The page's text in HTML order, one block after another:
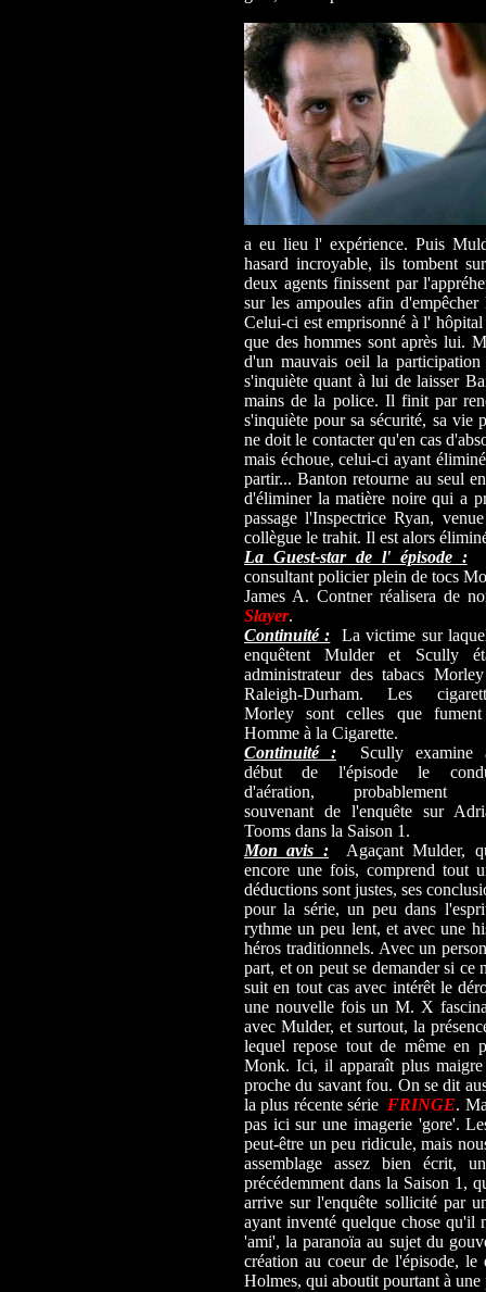
a eu lieu l' expérience. Puis
hasard incroyable, ils tombent
deux agents finissent par
sur les ampoules afin
Celui-ci est emprisonné à l'
que des hommes sont après lui.
d'un mauvais oeil la
s'inquiète quant à lui de laisser
mains de la police. Il finit par
s'inquiète pour sa sécurité, sa vie
ne doit le contacter qu'en cas
mais échoue, celui-ci ayant
partir... Banton retourne au seul
d'éliminer la matière noire qui a
passage l'Inspectrice Ryan,
collègue le trahit. Il est alors
La Guest-star de l' épisode :
consultant policier plein de tocs
James A. Contner réalisera de
Slayer.
Continuité : La victime sur
enquêtent Mulder et Scully
administrateur des tabacs
Raleigh-Durham. Les
Morley sont celles que
Homme à la Cigarette.
Continuité :Scully examine
début de l'épisode le
d'aération, probablement
souvenant de l'enquête sur
Tooms dans la Saison 1.
Mon avis :Agaçant Mulder,
encore une fois, comprend tout
déductions sont justes, ses
pour la série, un peu dans
rythme un peu lent, et avec une
héros traditionnels. Avec un
part, et on peut se demander si
suit en tout cas avec intérêt le
une nouvelle fois un M. X
avec Mulder, et surtout, la
lequel repose tout de même en
Monk. Ici, il apparaît plus
proche du savant fou. On se dit
la plus récente série FRINGE.
pas ici sur une imagerie 'gore'.
peut-être un peu ridicule, mais
assemblage assez bien écrit,
précédemment dans la Saison 1,
arrive sur l'enquête sollicité par
ayant inventé quelque chose qu'il
'ami', la paranoïa au sujet du
création au coeur de l'épisode,
Holmes, qui aboutit pourtant à une